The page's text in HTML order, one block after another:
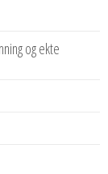
og ekte